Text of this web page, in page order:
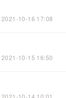
2021-10-16 17:08
2021-10-15 16:50
2021-10-14 10:01